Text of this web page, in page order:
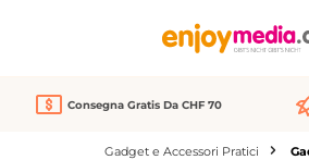
Consegna Gratis Da CHF 70
Gadget e Accessori Pratici